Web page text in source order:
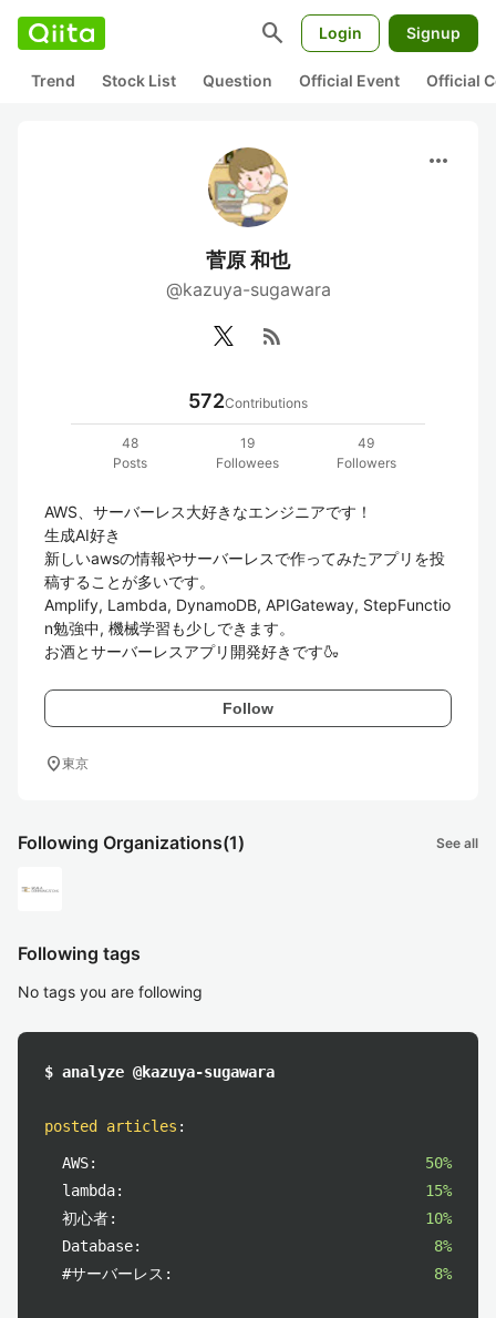
search Login Signup
Trend Stock List Question Official Event Official
more_horiz
菅原 和也
@kazuya-sugawara
rss_feed
572Contributions
48
Posts
19
Followees
49
Followers
AWS、サーバーレス大好きなエンジニアです！
生成AI好き
新しいawsの情報やサーバーレスで作ってみたアプリを投
稿することが多いです。
Amplify, Lambda, DynamoDB, APIGateway, StepFunctio
n勉強中, 機械学習も少しできます。
お酒とサーバーレスアプリ開発好きです🍶
Follow
location_on東京
Following Organizations(1) See all
Following tags
No tags you are following
$ analyze @kazuya-sugawara
posted articles :
AWS:
50%
lambda:
15%
初心者:
10%
Database:
8%
#サーバーレス:
8%